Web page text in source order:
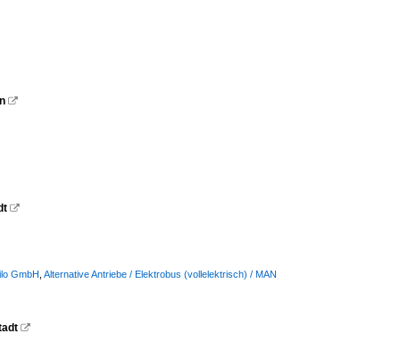


GmbH Alternative Antriebe / Elektrobus (vollelektrisch) / MAN
